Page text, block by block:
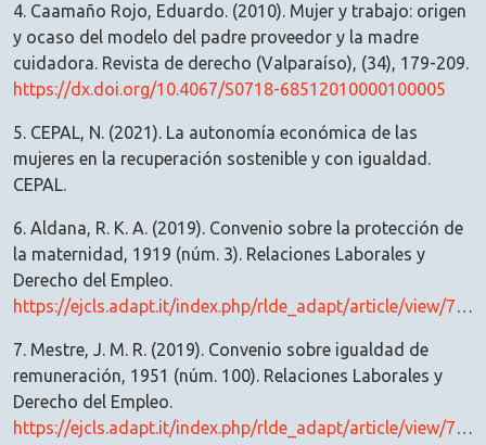
4. Caamaño Rojo, Eduardo. (2010). Mujer y trabajo: origen
y ocaso del modelo del padre proveedor y la madre
cuidadora. Revista de derecho (Valparaíso), (34), 179-209.
https://dx.doi.org/10.4067/S0718-68512010000100005
5. CEPAL, N. (2021). La autonomía económica de las
mujeres en la recuperación sostenible y con igualdad.
CEPAL.
6. Aldana, R. K. A. (2019). Convenio sobre la protección de
la maternidad, 1919 (núm. 3). Relaciones Laborales y
Derecho del Empleo.
https://ejcls.adapt.it/index.php/rlde_adapt/article/view/736
7. Mestre, J. M. R. (2019). Convenio sobre igualdad de
remuneración, 1951 (núm. 100). Relaciones Laborales y
Derecho del Empleo.
https://ejcls.adapt.it/index.php/rlde_adapt/article/view/725